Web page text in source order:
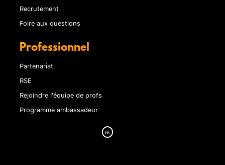
Recrutement
Foire aux questions
Professionnel
Partenariat
RSE
Rejoindre l'équipe de profs
Programme ambassadeur